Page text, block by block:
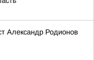
Александр Родионов